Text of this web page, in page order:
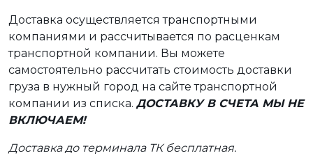
Доставка осуществляется транспортными
компаниями и рассчитывается по расценкам
транспортной компании. Вы можете
самостоятельно рассчитать стоимость доставки
груза в нужный город на сайте транспортной
компании из списка. ДОСТАВКУ В СЧЕТА МЫ НЕ
ВКЛЮЧАЕМ!
Доставка до терминала ТК бесплатная.